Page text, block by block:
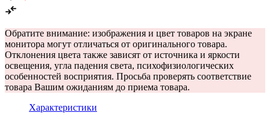
Обратите внимание: изображения и цвет товаров на экране
монитора могут отличаться от оригинального товара.
Отклонения цвета также зависят от источника и яркости
освещения, угла падения света, психофизиологических
особенностей восприятия. Просьба проверять соответствие
товара Вашим ожиданиям до приема товара.
Характеристики